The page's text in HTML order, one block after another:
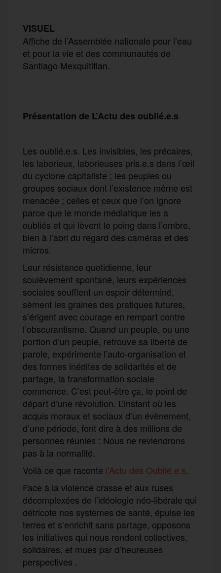
VISUEL
Affiche de l’Assemblée nationale pour l’eau
et pour la vie et des communautés de
Santiago Mexquititlan.
Présentation de L’Actu des oublié.e.s
Les oublié.e.s. Les invisibles, les précaires,
les laborieux, laborieuses pris.e.s dans l’œil
du cyclone capitaliste ; les peuples ou
groupes sociaux dont l’existence même est
menacée ; celles et ceux que l’on ignore
parce que le monde médiatique les a
oubliés et qui lèvent le poing dans l’ombre,
bien à l’abri du regard des caméras et des
micros.
Leur résistance quotidienne, leur
soulèvement spontané, leurs expériences
sociales soufflent un espoir déterminé,
sèment les graines des pratiques futures,
s’érigent avec courage en rempart contre
l’obscurantisme. Quand un peuple, ou une
portion d’un peuple, retrouve sa liberté de
parole, expérimente l’auto-organisation et
des formes inédites de solidarités et de
partage, la transformation sociale
commence. C’est peut-être ça, le point de
départ d’une révolution. L’instant où les
acquis moraux et sociaux d’un évènement,
d’une période, font dire à des millions de
personnes réunies : Nous ne reviendrons
pas à la normalité.
Voilà ce que raconte l’Actu des Oublié.e.s.
Face à la violence crasse et aux ruses
décomplexées de l’idéologie néo-libérale qui
détricote nos systèmes de santé, épuise les
terres et s’enrichit sans partage, opposons
les initiatives qui nous rendent collectives,
solidaires, et mues par d’heureuses
perspectives .